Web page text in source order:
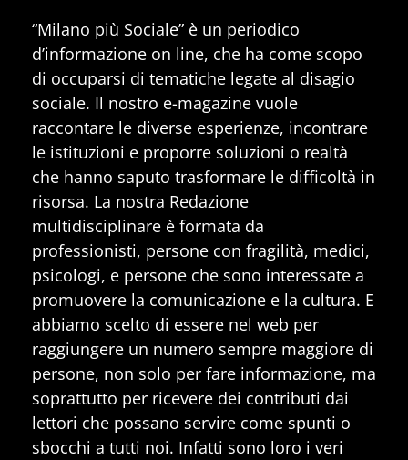
“Milano più Sociale” è un periodico
d’informazione on line, che ha come scopo
di occuparsi di tematiche legate al disagio
sociale. Il nostro e-magazine vuole
raccontare le diverse esperienze, incontrare
le istituzioni e proporre soluzioni o realtà
che hanno saputo trasformare le difficoltà in
risorsa. La nostra Redazione
multidisciplinare è formata da
professionisti, persone con fragilità, medici,
psicologi, e persone che sono interessate a
promuovere la comunicazione e la cultura. E
abbiamo scelto di essere nel web per
raggiungere un numero sempre maggiore di
persone, non solo per fare informazione, ma
soprattutto per ricevere dei contributi dai
lettori che possano servire come spunti o
sbocchi a tutti noi. Infatti sono loro i veri